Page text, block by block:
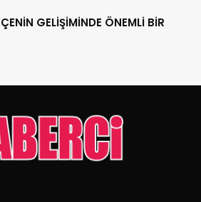
GELİŞİMİNDE ÖNEMLİ BİR